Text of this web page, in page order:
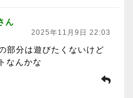
ん
2025年11月9日 22:03
部分は遊びたくないけど
なんかな